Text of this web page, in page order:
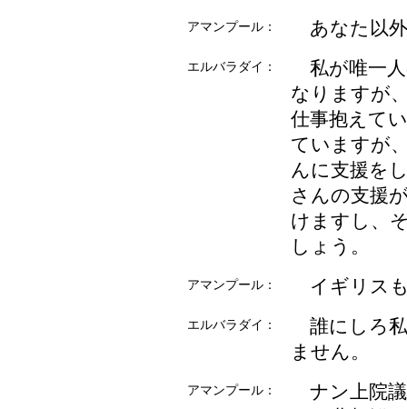
アマンプール： あなた以
エルバラダイ：
私が唯一
なりますが
仕事抱えて
ていますが
んに支援を
さんの支援
けますし、
しょう。
アマンプール： イギリス
エルバラダイ：
誰にしろ
ません。
アマンプール：
ナン上院